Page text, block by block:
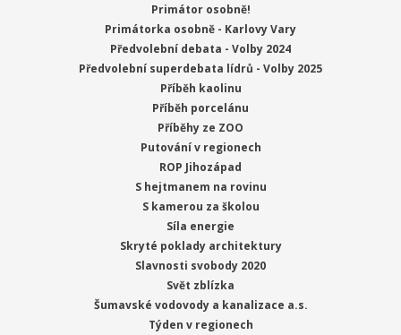
Primátor osobně!
Primátorka osobně - Karlovy Vary
Předvolební debata - Volby 2024
Předvolební superdebata lídrů - Volby 2025
Příběh kaolinu
Příběh porcelánu
Příběhy ze ZOO
Putování v regionech
ROP Jihozápad
S hejtmanem na rovinu
S kamerou za školou
Síla energie
Skryté poklady architektury
Slavnosti svobody 2020
Svět zblízka
Šumavské vodovody a kanalizace a.s.
Týden v regionech